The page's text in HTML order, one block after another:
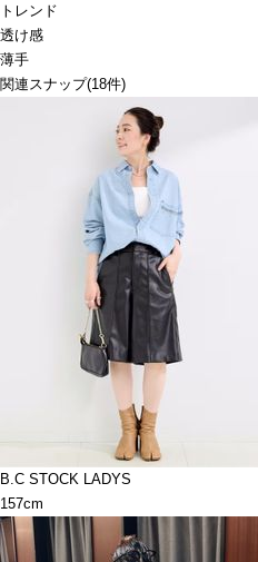
トレンド
透け感
薄手
関連スナップ(18件)
B.C STOCK LADYS
157cm